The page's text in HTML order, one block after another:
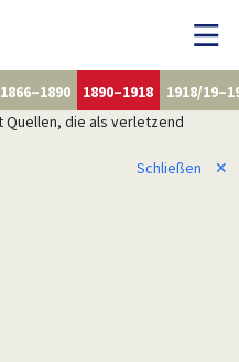
1866–1890 1890–1918
1918/
Quellen, die als verletzend
Schließen
✕